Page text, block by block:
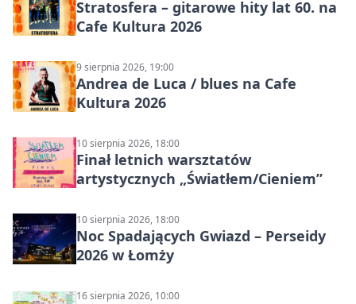
Stratosfera – gitarowe hity lat 60. na
Cafe Kultura 2026
9 sierpnia 2026, 19:00
Andrea de Luca / blues na Cafe
Kultura 2026
10 sierpnia 2026, 18:00
Finał letnich warsztatów
artystycznych „Światłem/Cieniem”
10 sierpnia 2026, 18:00
Noc Spadających Gwiazd – Perseidy
2026 w Łomży
16 sierpnia 2026, 10:00